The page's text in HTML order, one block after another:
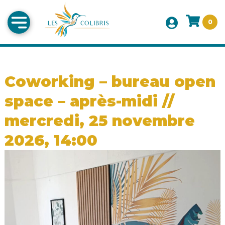
0
Coworking – bureau open
space – après-midi //
mercredi, 25 novembre
2026, 14:00